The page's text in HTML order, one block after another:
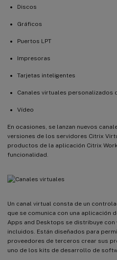
Discos
Gráficos
Puertos LPT
Impresoras
Tarjetas inteligentes
Canales virtuales personalizados
Vídeo
En ocasiones, se lanzan nuevos
versiones de los servidores Citrix
productos de la aplicación Citrix
funcionalidad.
Un canal virtual consta de un
que se comunica con una aplicación
Apps and Desktops se distribuye
incluidos. Están diseñados para
proveedores de terceros crear sus
uno de los kits de desarrollo de